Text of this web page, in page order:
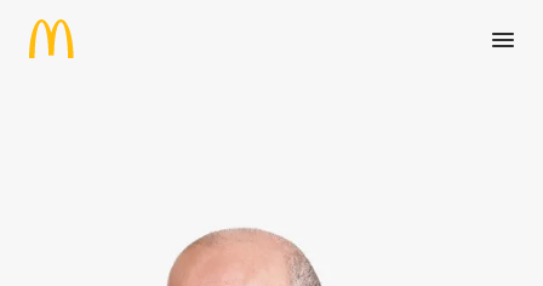
Zum Hauptinhalt springen